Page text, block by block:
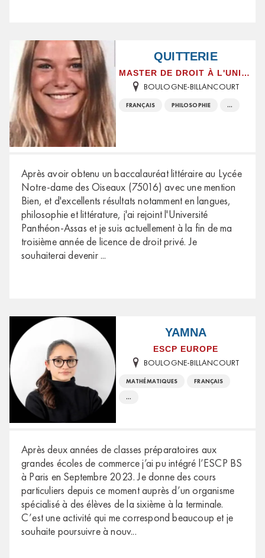
QUITTERIE
MASTER DE DROIT À L'UNIVERSITÉ PANTHÉON-ASSAS
BOULOGNE-BILLANCOURT
FRANÇAIS PHILOSOPHIE ...
Après avoir obtenu un baccalauréat littéraire au Lycée
Notre-dame des Oiseaux (75016) avec une mention
Bien, et d'excellents résultats notamment en langues,
philosophie et littérature, j'ai rejoint l'Université
Panthéon-Assas et je suis actuellement à la fin de ma
troisième année de licence de droit privé. Je
souhaiterai devenir...
YAMNA
ESCP EUROPE
BOULOGNE-BILLANCOURT
MATHÉMATIQUES FRANÇAIS
...
Après deux années de classes préparatoires aux
grandes écoles de commerce j’ai pu intégré l’ESCP BS
à Paris en Septembre 2023. Je donne des cours
particuliers depuis ce moment auprès d’un organisme
spécialisé à des élèves de la sixième à la terminale.
C’est une activité qui me correspond beaucoup et je
souhaite poursuivre à nouv...